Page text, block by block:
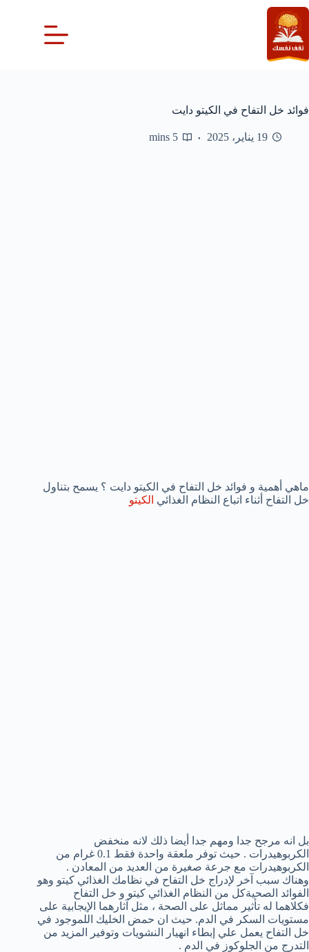
التجاوز
إلى
المحتوى
فوائد خل التفاح في الكيتو دايت
19 يناير، 2025 5 mins
ماهي أهمية و فوائد خل التفاح في الكيتو دايت ؟ يسمح بتناول
خل التفاح أثناء اتباع النظام الغذائي الكيتو
بل انه مرجح جدا ومهم جدا أيضا ذلك لانه منخفض
الكربوهيدرات . حيث توفر ملعقة واحدة فقط 0.1 غرام من
الكربوهيدرات مع جرعة صغيرة من العديد من المعادن .
وهناك سبب آخر لإدراج خل التفاح في نظامك الغذائي كيتو وهو
الفوائد الصحيةكل من النظام الغذائي كيتو و خل التفاح
فكلاهما له تأثير مماثل على الصحة ، مثل آثارهما الإيجابية على
مستويات السكر في الدم. حيث ان حمض الخليك اللموجود في
خل التفاح يعمل علي إبطاء انهيار النشويات وتوفير المزيد من
التدرج من الجلوكوز في الدم .